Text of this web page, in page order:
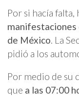
Por si hacía falta,
manifestaciones
de México . La
pidió a los
Por medio de su
que a las 07:00